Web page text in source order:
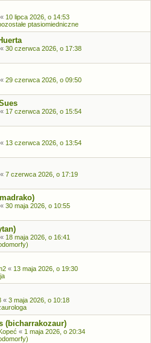
« 10 lipca 2026, o 14:53
ptasiomiedniczne
« 30 czerwca 2026, o 17:38
« 29 czerwca 2026, o 09:50
« 17 czerwca 2026, o 15:54
« 13 czerwca 2026, o 13:54
« 7 czerwca 2026, o 17:19
« 30 maja 2026, o 10:55
« 18 maja 2026, o 16:41
« 13 maja 2026, o 19:30
« 3 maja 2026, o 10:18
(bicharrakozaur)
« 1 maja 2026, o 20:34